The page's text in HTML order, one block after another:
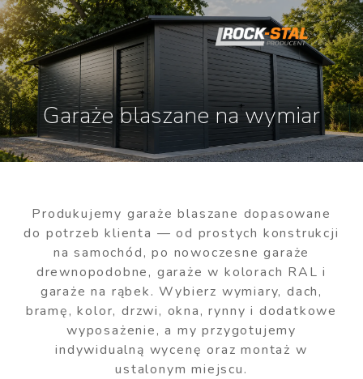
Garaże blaszane na wymiar
Produkujemy garaże blaszane dopasowane
do potrzeb klienta — od prostych konstrukcji
na samochód, po nowoczesne garaże
drewnopodobne, garaże w kolorach RAL i
garaże na rąbek. Wybierz wymiary, dach,
bramę, kolor, drzwi, okna, rynny i dodatkowe
wyposażenie, a my przygotujemy
indywidualną wycenę oraz montaż w
ustalonym miejscu.